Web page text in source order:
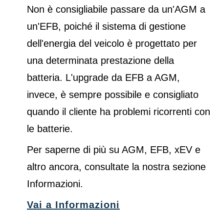
Non è consigliabile passare da un'AGM a
un'EFB, poiché il sistema di gestione
dell'energia del veicolo è progettato per
una determinata prestazione della
batteria. L'upgrade da EFB a AGM,
invece, è sempre possibile e consigliato
quando il cliente ha problemi ricorrenti con
le batterie.
Per saperne di più su AGM, EFB, xEV e
altro ancora, consultate la nostra sezione
Informazioni.
Vai a Informazioni